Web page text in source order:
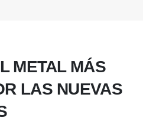
METAL MÁS
LAS NUEVAS